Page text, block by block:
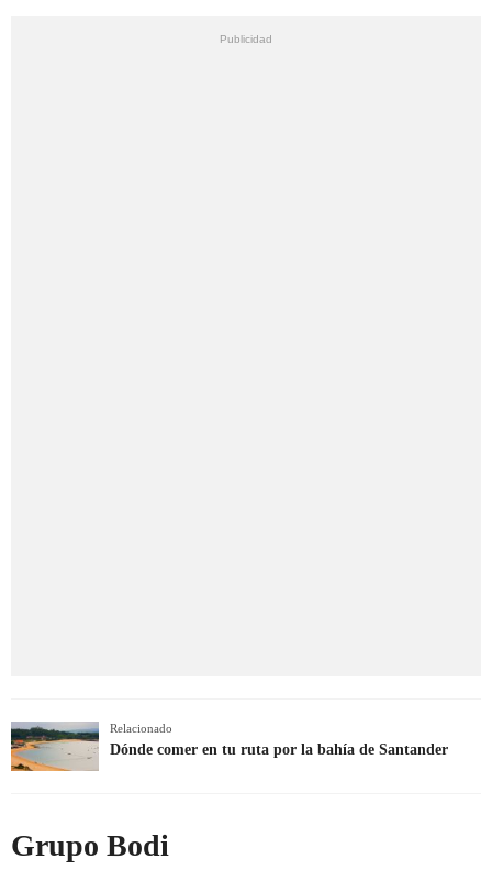
Relacionado
Dónde comer en tu ruta por la bahía de Santander
Grupo Bodi